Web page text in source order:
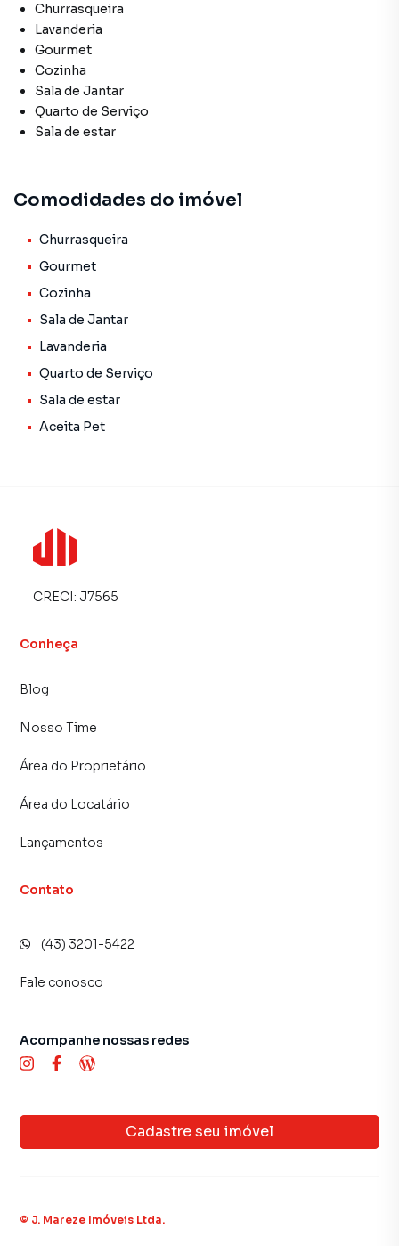
Churrasqueira
Lavanderia
Gourmet
Cozinha
Sala de Jantar
Quarto de Serviço
Sala de estar
Comodidades do imóvel
Churrasqueira
Gourmet
Cozinha
Sala de Jantar
Lavanderia
Quarto de Serviço
Sala de estar
Aceita Pet
CRECI: J7565
Conheça
Blog
Nosso Time
Área do Proprietário
Área do Locatário
Lançamentos
Contato
(43) 3201-5422
Fale conosco
Cadastre seu imóvel
Acompanhe nossas redes
© J. Mareze Imóveis Ltda.